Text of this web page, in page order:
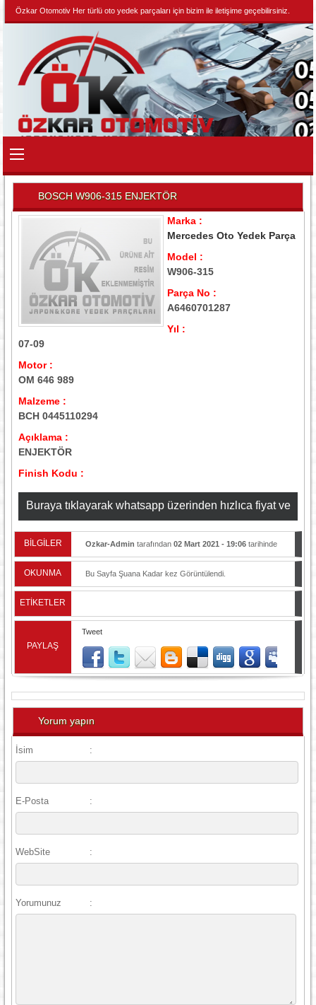
Özkar Otomotiv Her türlü oto yedek parçaları için bizim ile iletişime geçebilirsiniz.
BOSCH W906-315 ENJEKTÖR
Marka :
Mercedes Oto Yedek Parça
Model :
W906-315
Parça No :
A6460701287
Yıl :
07-09
Motor :
OM 646 989
Malzeme :
BCH 0445110294
Açıklama :
ENJEKTÖR
Finish Kodu :
Buraya tıklayarak whatsapp üzerinden hızlıca fiyat ve
stok bilgisi alabilirsiniz
BİLGİLER Ozkar-Admin tarafından 02 Mart 2021 - 19:06tarihinde
OKUNMA Bu Sayfa Şuana Kadar kez Görüntülendi.
ETİKETLER
PAYLAŞ
Tweet
Yorum yapın
İsim :
E-Posta :
WebSite :
Yorumunuz :